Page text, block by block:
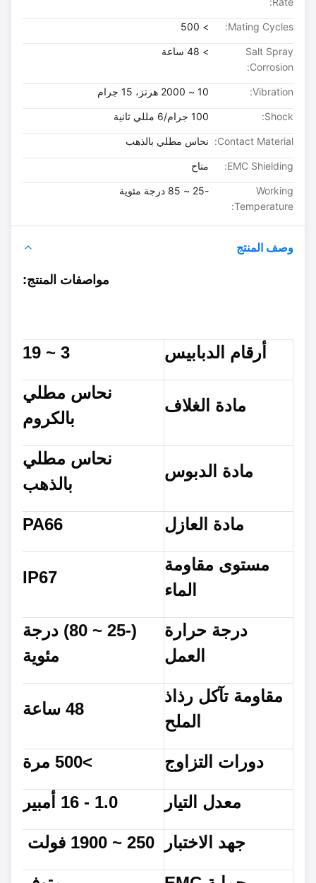
Mating Cycles:
> 500
Salt Spray
Corrosion:
Vibration:
Shock:
Contact Material: نحاس مطلي بالذهب
EMC Shielding: متاح
Working
Temperature:
وصف المنتج
مواصفات المنتج:
أرقام الدبابيس 9
مادة الغلاف
نحاس مطلي
بالكروم
مادة الدبوس
نحاس مطلي
بالذهب
مادة العازل PA66
مستوى مقاومة
الماء
IP67
درجة حرارة
العمل
(-25 ~ 80) درجة
مئوية
مقاومة تآكل رذاذ
الملح
دورات التزاوج
معدل التيار 1.0 - 16 أمبير
جهد الاختبار 250 ~ 1900 فولت